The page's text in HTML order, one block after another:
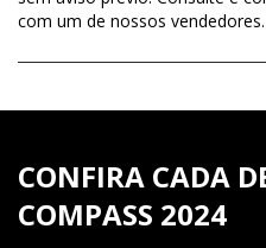
com um de nossos vendedores.
CONFIRA CADA
COMPASS 2024